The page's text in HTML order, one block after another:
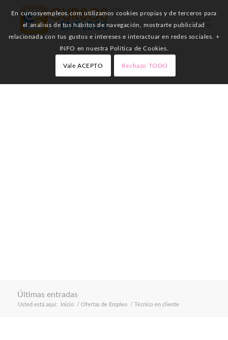
Últimas entradas
Usted está aquí: Inicio / Ofertas de Empleo / Técnico en cliente
En cursosyempleos.com utilizamos cookies propias y de terceros para
el análisis de tus hábitos de navegación, mostrarte publicidad
relacionada con tus gustos e intereses e interactuar en redes sociales. +
INFO en nuestra Política de Cookies.
Vale ACEPTO Rechazo TODO